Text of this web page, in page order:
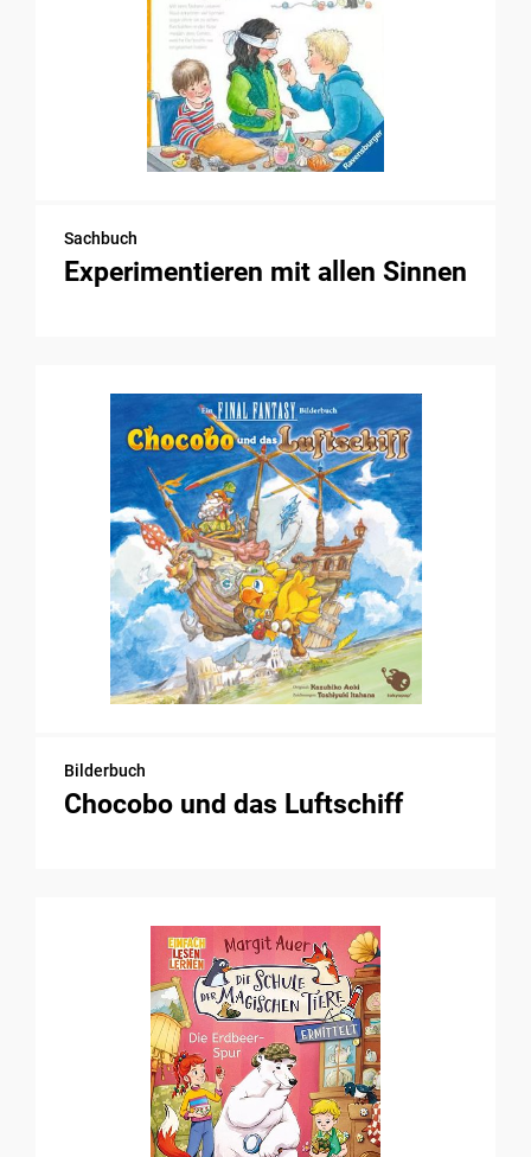
Sachbuch
Experimentieren mit allen Sinnen
Bilderbuch
Chocobo und das Luftschiff